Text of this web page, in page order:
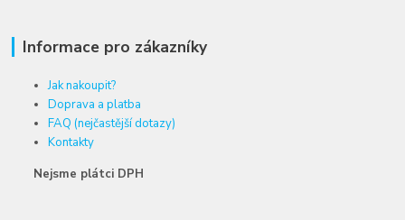
Informace pro zákazníky
Jak nakoupit?
Doprava a platba
FAQ (nejčastější dotazy)
Kontakty
Nejsme plátci DPH